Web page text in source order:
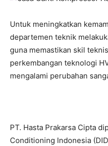
Untuk meningkatkan
departemen teknik
guna memastikan skil
perkembangan teknologi
mengalami perubahan
PT. Hasta Prakarsa Cipta
Conditioning Indonesia